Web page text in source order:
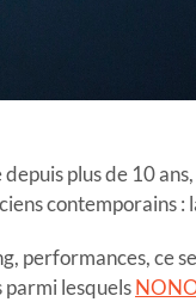
depuis plus de 10
contemporains :
performances, ce
parmi lesquels